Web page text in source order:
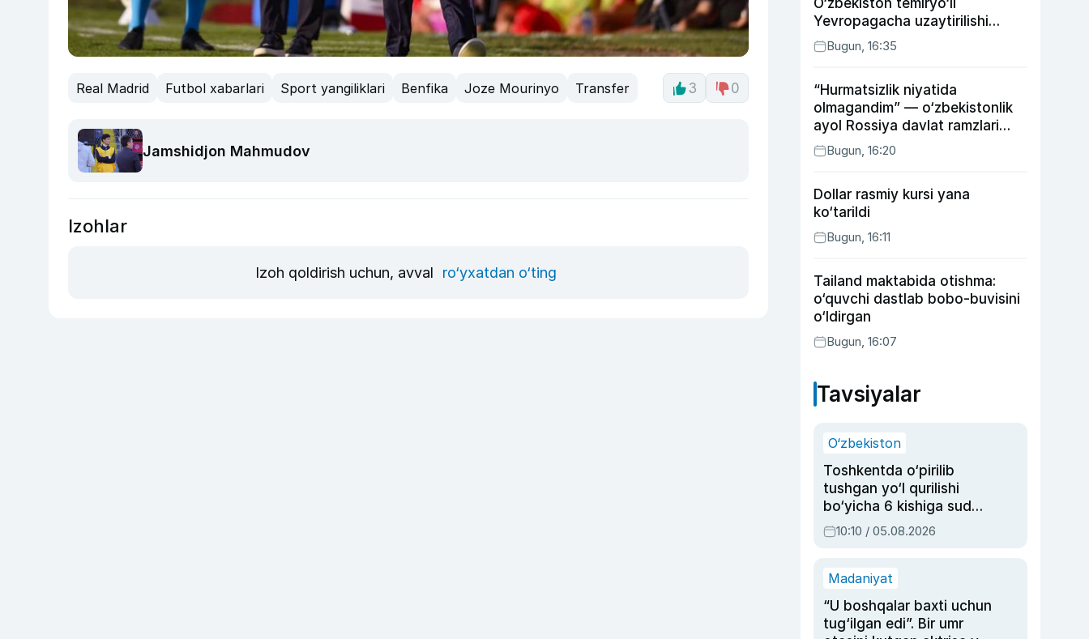
Real Madrid Futbol xabarlari Sport yangiliklari Benfika Joze Mourinyo Transfer 3 0
Jamshidjon Mahmudov
Izohlar
Izoh qoldirish uchun, avval ro‘yxatdan o‘ting
O‘zbekiston temiryo‘li
Yevropagacha uzaytirilishi
mumkin
Bugun, 16:35
“Hurmatsizlik niyatida
olmagandim” — o‘zbekistonlik
ayol Rossiya davlat ramzlari
tushirilgan poyandoz haqida
Bugun, 16:20
Dollar rasmiy kursi yana
ko‘tarildi
Bugun, 16:11
Tailand maktabida otishma:
o‘quvchi dastlab bobo-buvisini
o‘ldirgan
Bugun, 16:07
Tavsiyalar
O‘zbekiston
Toshkentda o‘pirilib
tushgan yo‘l qurilishi
bo‘yicha 6 kishiga sud
hukmi o‘qildi
10:10 / 05.08.2026
Madaniyat
“U boshqalar baxti uchun
tug‘ilgan edi”. Bir umr